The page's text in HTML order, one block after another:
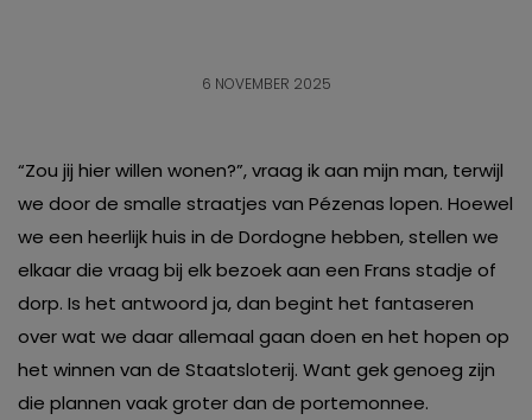
6 NOVEMBER 2025
“Zou jij hier willen wonen?”, vraag ik aan mijn man, terwijl
we door de smalle straatjes van Pézenas lopen. Hoewel
we een heerlijk huis in de Dordogne hebben, stellen we
elkaar die vraag bij elk bezoek aan een Frans stadje of
dorp. Is het antwoord ja, dan begint het fantaseren
over wat we daar allemaal gaan doen en het hopen op
het winnen van de Staatsloterij. Want gek genoeg zijn
die plannen vaak groter dan de portemonnee.